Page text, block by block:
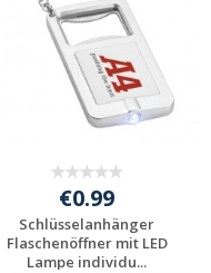
€0.99
Schlüsselanhänger
Flaschenöffner mit LED
Lampe individu...